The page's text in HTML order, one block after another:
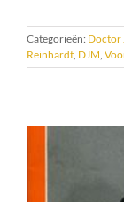
Categorieën: Doctor
Reinhardt, DJM,